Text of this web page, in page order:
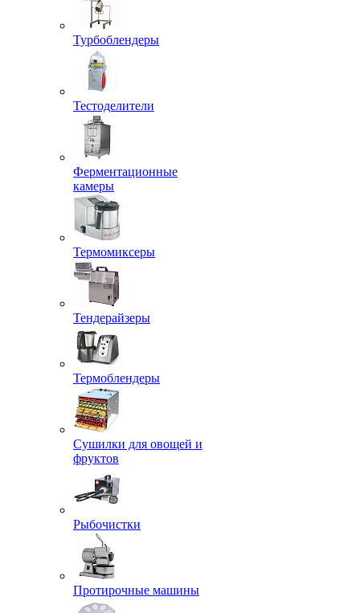
Турбоблендеры
Тестоделители
Ферментационные
камеры
Термомиксеры
Тендерайзеры
Термоблендеры
Сушилки для овощей и
фруктов
Рыбочистки
Протирочные машины